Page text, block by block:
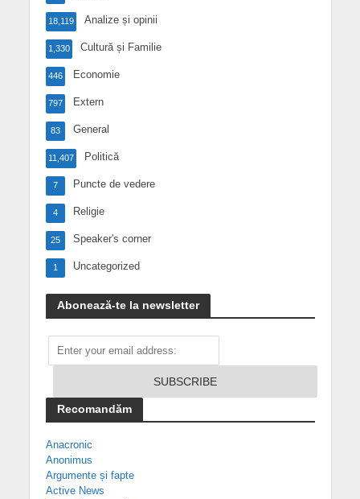
Analize și opinii
18,119
Cultură și Familie
1,330
Economie
446
Extern
797
General
83
Politică
11,407
Puncte de vedere
7
Religie
4
Speaker's corner
25
Uncategorized
1
Abonează-te la newsletter
Recomandăm
Anacronic
Anonimus
Argumente și fapte
Active News